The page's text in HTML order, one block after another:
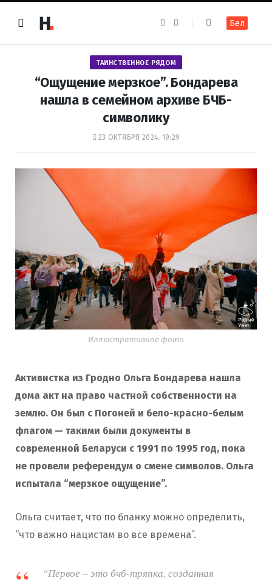
e
b
o
o
k
t
a
r
a
m
Бел
ТАИНСТВЕННОЕ РЯДОМ
“Ощущение мерзкое”. Бондарева
нашла в семейном архиве БЧБ-
символику
23 ОКТЯБРЯ 2024, 19:29
Иллюстративное фото
Активистка из Гродно Ольга Бондарева нашла
дома акт на право частной собственности на
землю. Он был с Погоней и бело-красно-белым
флагом — такими были документы в
современной Беларуси с 1991 по 1995 год, пока
не провели референдум о смене символов. Ольга
испытала “мерзкое ощущение”.
Ольга считает, что по бланку можно определить,
“что важно нацистам во все времена”.
“Первое – это бчб-тряпка, созданная